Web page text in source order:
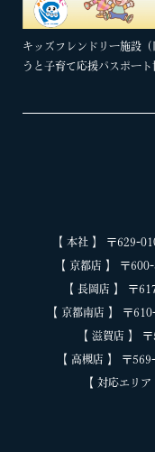
キッズフレンドリー施設（
うと子育て応援パスポート
【 本社 】 〒629-
【 京都店 】 〒
【 長岡店 】 〒
【 京都南店 】 〒
【 滋賀店 】
【 高槻店 】 〒
【 対応エリ